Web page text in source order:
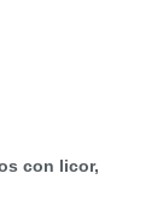
con licor,